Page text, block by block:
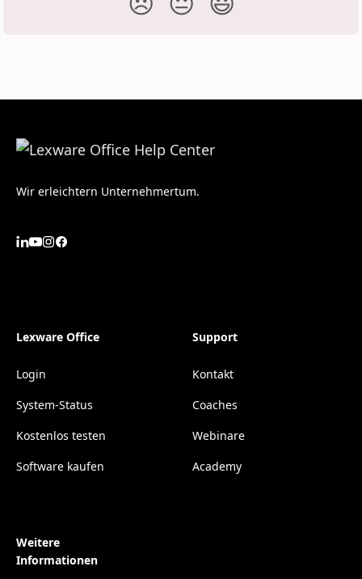
Wir erleichtern Unternehmertum.
Lexware Office
Login
System-Status
Kostenlos testen
Software kaufen
Support
Kontakt
Coaches
Webinare
Academy
Weitere
Informationen